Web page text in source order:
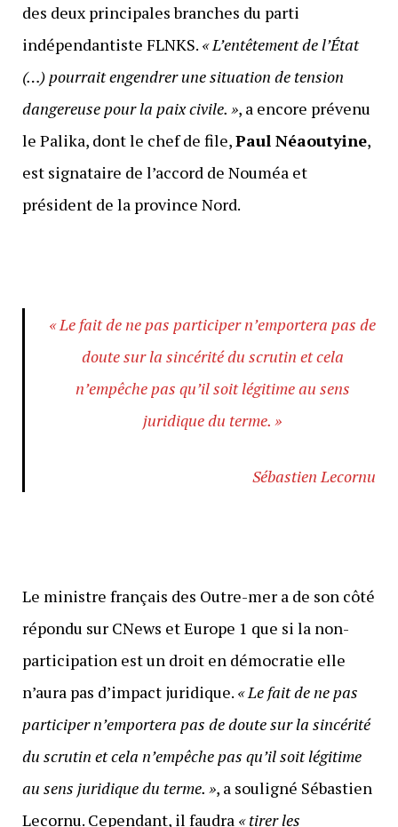
des deux principales branches du parti
indépendantiste FLNKS. « L’entêtement de l’État
(…) pourrait engendrer une situation de tension
dangereuse pour la paix civile. », a encore prévenu
le Palika, dont le chef de file,Paul Néaoutyine,
est signataire de l’accord de Nouméa et
président de la province Nord.
« Le fait de ne pas participer n’emportera pas de
doute sur la sincérité du scrutin et cela
n’empêche pas qu’il soit légitime au sens
juridique du terme. »
Sébastien Lecornu
Le ministre français des Outre-mer a de son côté
répondu sur CNews et Europe 1 que si la non-
participation est un droit en démocratie elle
n’aura pas d’impact juridique. « Le fait de ne pas
participer n’emportera pas de doute sur la sincérité
du scrutin et cela n’empêche pas qu’il soit légitime
au sens juridique du terme. », a souligné Sébastien
Lecornu. Cependant, il faudra « tirer les